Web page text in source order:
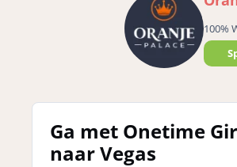
100%
Ga met Onetime
naar Vegas